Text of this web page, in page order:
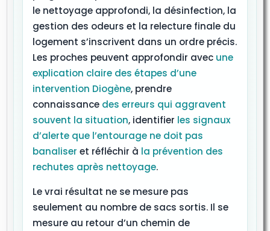
le nettoyage approfondi, la désinfection, la
gestion des odeurs et la relecture finale du
logement s’inscrivent dans un ordre précis.
Les proches peuvent approfondir avec une
explication claire des étapes d’une
intervention Diogène, prendre
connaissance des erreurs qui aggravent
souvent la situation, identifier les signaux
d’alerte que l’entourage ne doit pas
banaliser et réfléchir à la prévention des
rechutes après nettoyage.
Le vrai résultat ne se mesure pas
seulement au nombre de sacs sortis. Il se
mesure au retour d’un chemin de